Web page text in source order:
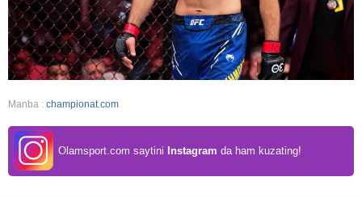
Manba : championat.com
Olamsport.com saytini Instagram da ham kuzating!